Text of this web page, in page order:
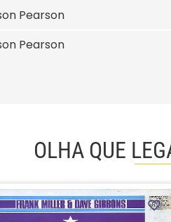
Pearson
Pearson
OLHA QUE